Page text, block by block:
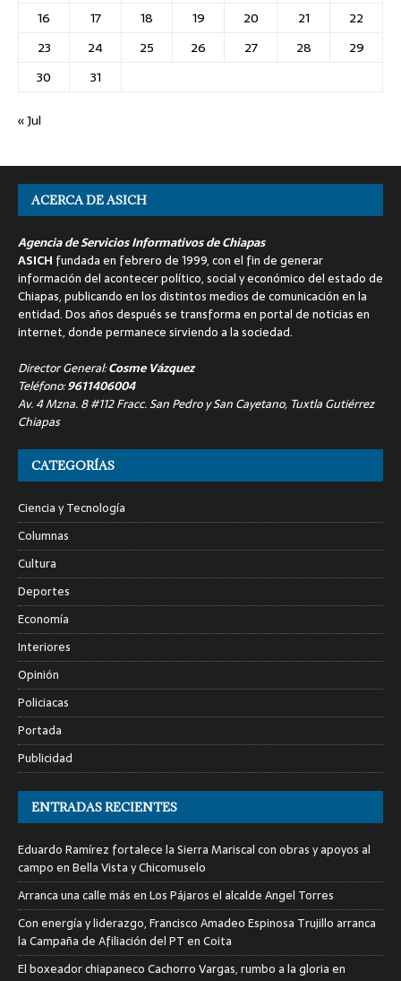
16
17 18 19 20 21
22
23
24 25 26 27 28
29
30
31
« Jul
ACERCA DE ASICH
Agencia de Servicios Informativos de Chiapas
ASICH fundada en febrero de 1999, con el fin de generar
información del acontecer político, social y económico del estado de
Chiapas, publicando en los distintos medios de comunicación en la
entidad. Dos años después se transforma en portal de noticias en
internet, donde permanece sirviendo a la sociedad.
Director General:Cosme Vázquez
Teléfono:9611406004
Av. 4 Mzna. 8 #112 Fracc. San Pedro y San Cayetano, Tuxtla Gutiérrez
Chiapas
CATEGORÍAS
Ciencia y Tecnología
Columnas
Cultura
Deportes
Economía
Interiores
Opinión
Policiacas
Portada
Publicidad
ENTRADAS RECIENTES
Eduardo Ramírez fortalece la Sierra Mariscal con obras y apoyos al
campo en Bella Vista y Chicomuselo
Arranca una calle más en Los Pájaros el alcalde Angel Torres
Con energía y liderazgo, Francisco Amadeo Espinosa Trujillo arranca
la Campaña de Afiliación del PT en Coita
El boxeador chiapaneco Cachorro Vargas, rumbo a la gloria en